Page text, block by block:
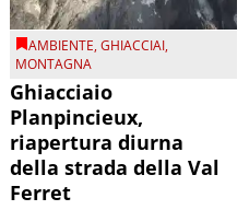
AMBIENTE,GHIACCIAI,
MONTAGNA
Ghiacciaio
Planpincieux,
riapertura diurna
della strada della Val
Ferret